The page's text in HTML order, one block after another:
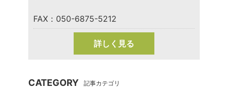
FAX：050-6875-5212
詳しく見る
CATEGORY 記事カテゴリ